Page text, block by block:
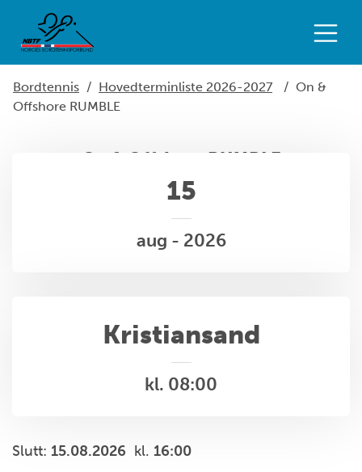
Bordtennis / Hovedterminliste 2026-2027 / On &
Offshore RUMBLE
On & Offshore RUMBLE
15
aug - 2026
Kristiansand
kl. 08:00
Slutt: 15.08.2026 kl. 16:00